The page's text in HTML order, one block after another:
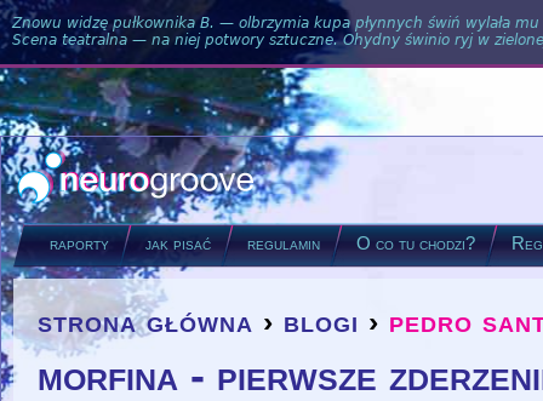
Znowu widzę pułkownika B. — olbrzymia kupa płynnych świń wylała
Scena teatralna — na niej potwory sztuczne. Ohydny świnio ryj w
raporty jak pisać regulamin O co tu chodzi?
you are here
strona główna › blogi › pedro
morfina - pierwsze